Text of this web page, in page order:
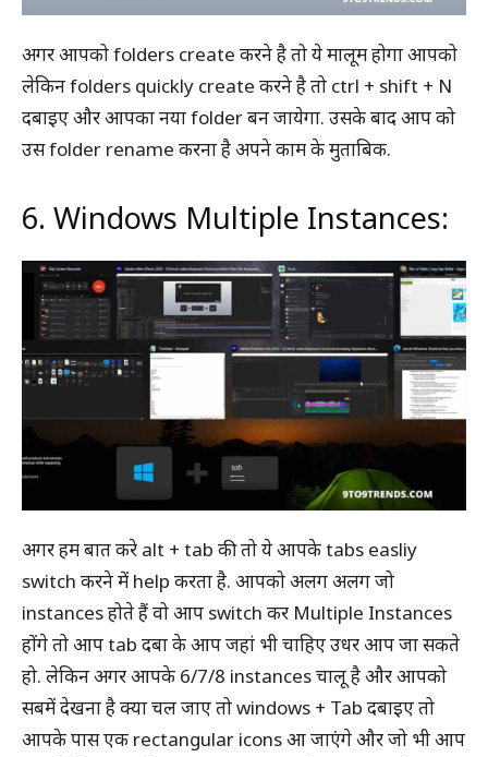
अगर आपको folders create करने है तो ये मालूम होगा आपको
लेकिन folders quickly create करने है तो ctrl + shift + N
दबाइए और आपका नया folder बन जायेगा. उसके बाद आप को
उस folder rename करना है अपने काम के मुताबिक.
6. Windows Multiple Instances:
अगर हम बात करे alt + tab की तो ये आपके tabs easliy
switch करने में help करता है. आपको अलग अलग जो
instances होते हैं वो आप switch कर Multiple Instances
होंगे तो आप tab दबा के आप जहां भी चाहिए उधर आप जा सकते
हो. लेकिन अगर आपके 6/7/8 instances चालू है और आपको
सबमें देखना है क्या चल जाए तो windows + Tab दबाइए तो
आपके पास एक rectangular icons आ जाएंगे और जो भी आप